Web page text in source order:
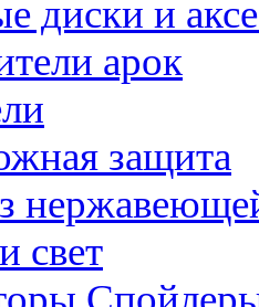
диски и
арок
защита
свет